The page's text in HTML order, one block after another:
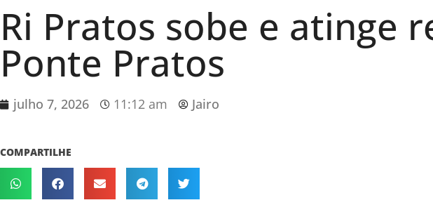
Ri Pratos sobe e atinge
Ponte Pratos
julho 7, 2026 11:12 am Jairo
COMPARTILHE